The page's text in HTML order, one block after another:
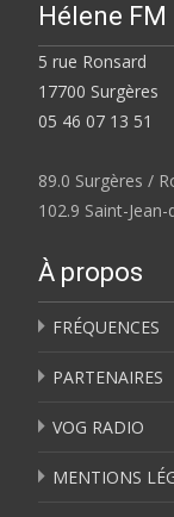
Hélene FM
5 rue Ronsard
17700 Surgères
05 46 07 13 51
89.0 Surgères /
102.9 Saint-
À propos
FRÉQUENCES
PARTENAIRES
VOG RADIO
MENTIONS